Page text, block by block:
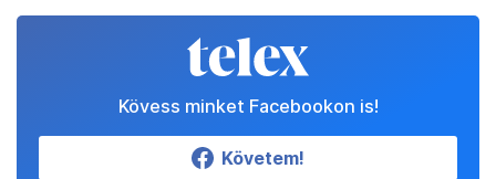
Kövess minket Facebookon is!
Követem!